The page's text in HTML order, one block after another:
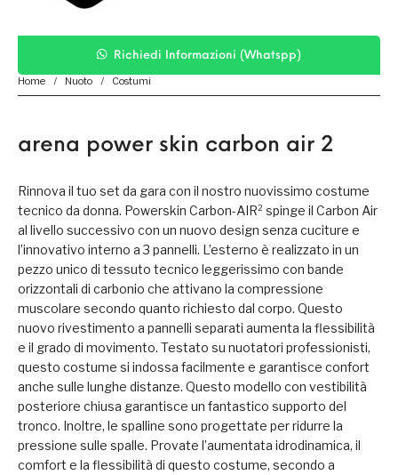
Home / Nuoto / Costumi
arena power skin carbon air 2
Rinnova il tuo set da gara con il nostro nuovissimo costume
tecnico da donna. Powerskin Carbon-AIR² spinge il Carbon Air
al livello successivo con un nuovo design senza cuciture e
l’innovativo interno a 3 pannelli. L’esterno è realizzato in un
pezzo unico di tessuto tecnico leggerissimo con bande
orizzontali di carbonio che attivano la compressione
muscolare secondo quanto richiesto dal corpo. Questo
nuovo rivestimento a pannelli separati aumenta la flessibilità
e il grado di movimento. Testato su nuotatori professionisti,
questo costume si indossa facilmente e garantisce confort
anche sulle lunghe distanze. Questo modello con vestibilità
posteriore chiusa garantisce un fantastico supporto del
tronco. Inoltre, le spalline sono progettate per ridurre la
pressione sulle spalle. Provate l’aumentata idrodinamica, il
comfort e la flessibilità di questo costume, secondo a
Richiedi Informazioni (Whatspp)